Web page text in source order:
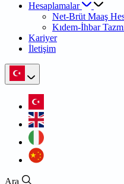
Hesaplamalar
Net-Brüt Maaş
Kıdem-İhbar
Kariyer
İletişim
Ara